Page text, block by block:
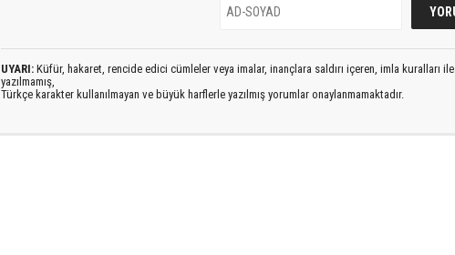
UYARI: Küfür, hakaret, rencide edici cümleler veya imalar, inançlara saldırı içeren, imla kuralları ile
yazılmamış,
Türkçe karakter kullanılmayan ve büyük harflerle yazılmış yorumlar onaylanmamaktadır.